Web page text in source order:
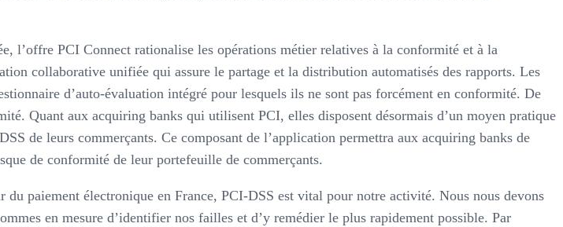
l’offre PCI Connect rationalise les opérations métier relatives à la conformité et à la
collaborative unifiée qui assure le partage et la distribution automatisés des rapports. Les
d’auto-évaluation intégré pour lesquels ils ne sont pas forcément en conformité. De
Quant aux acquiring banks qui utilisent PCI, elles disposent désormais d’un moyen pratique
de leurs commerçants. Ce composant de l’application permettra aux acquiring banks de
de conformité de leur portefeuille de commerçants.
paiement électronique en France, PCI-DSS est vital pour notre activité. Nous nous devons
en mesure d’identifier nos failles et d’y remédier le plus rapidement possible. Par